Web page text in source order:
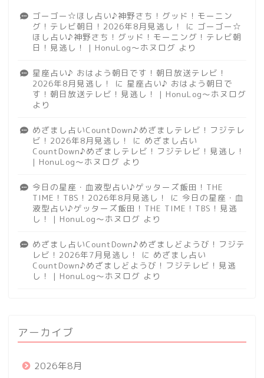
ゴーゴー☆ほし占い♪神野さち！グッド！モーニン
グ！テレビ朝日！2026年8月見逃し！
に ゴーゴー☆
ほし占い♪神野さち！グッド！モーニング！テレビ朝
日！見逃し！ | HonuLog～ホヌログ より
星座占い♪ おはよう朝日です！朝日放送テレビ！
2026年8月見逃し！
に 星座占い♪ おはよう朝日で
す！朝日放送テレビ！見逃し！ | HonuLog～ホヌログ
より
めざまし占いCountDown♪めざましテレビ！フジテレ
ビ！2026年8月見逃し！
に めざまし占い
CountDown♪めざましテレビ！フジテレビ！見逃し！
| HonuLog～ホヌログ より
今日の星座・血液型占い♪ゲッターズ飯田！THE
TIME！TBS！2026年8月見逃し！
に 今日の星座・血
液型占い♪ゲッターズ飯田！THE TIME！TBS！見逃
し！ | HonuLog～ホヌログ より
めざまし占いCountDown♪めざましどようび！フジテ
レビ！2026年7月見逃し！
に めざまし占い
CountDown♪めざましどようび！フジテレビ！見逃
し！ | HonuLog～ホヌログ より
アーカイブ
2026年8月